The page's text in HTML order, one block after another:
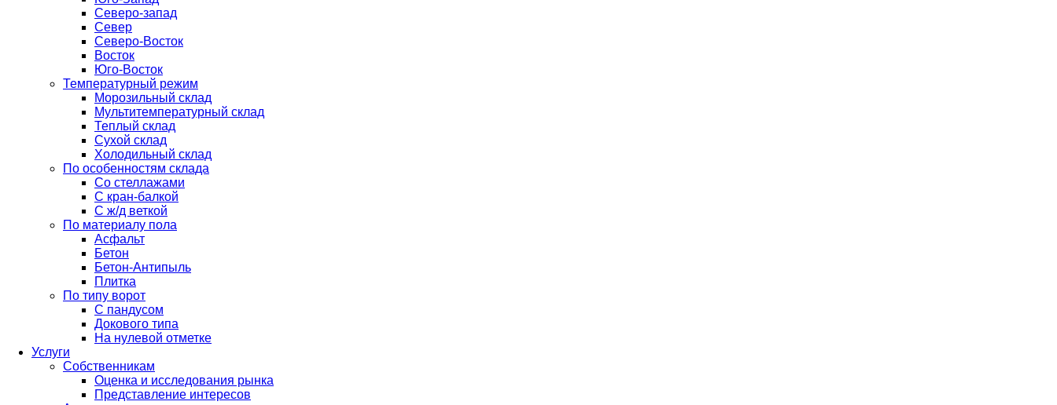
Северо-запад
Север
Северо-Восток
Восток
Юго-Восток
Температурный режим
Морозильный склад
Мультитемпературный склад
Теплый склад
Сухой склад
Холодильный склад
По особенностям склада
Со стеллажами
С кран-балкой
С ж/д веткой
По материалу пола
Асфальт
Бетон
Бетон-Антипыль
Плитка
По типу ворот
С пандусом
Докового типа
На нулевой отметке
Услуги
Собственникам
Оценка и исследования рынка
Представление интересов